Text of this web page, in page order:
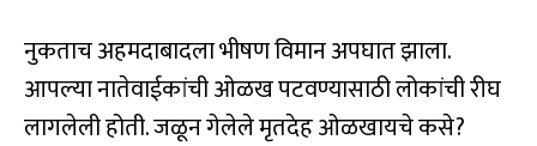
नुकताच अहमदाबादला भीषण विमान अपघात झाला.
आपल्या नातेवाईकांची ओळख पटवण्यासाठी लोकांची रीघ
लागलेली होती. जळून गेलेले मृतदेह ओळखायचे कसे?